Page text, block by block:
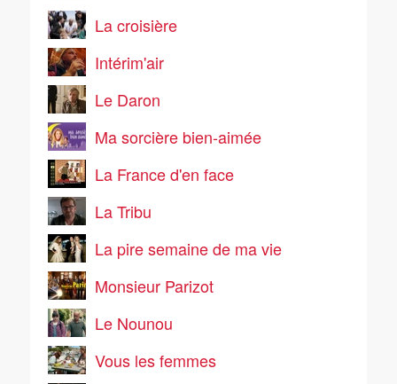
La croisière
Intérim'air
Le Daron
Ma sorcière bien-aimée
La France d'en face
La Tribu
La pire semaine de ma vie
Monsieur Parizot
Le Nounou
Vous les femmes